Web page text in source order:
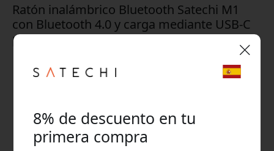
Ratón inalámbrico Bluetooth Satechi M1
con Bluetooth 4.0 y carga mediante USB-C
para Mac, iPad y Windows - gris espacial
8% de descuento en tu
primera compra
🎉 Tu código de descuento: